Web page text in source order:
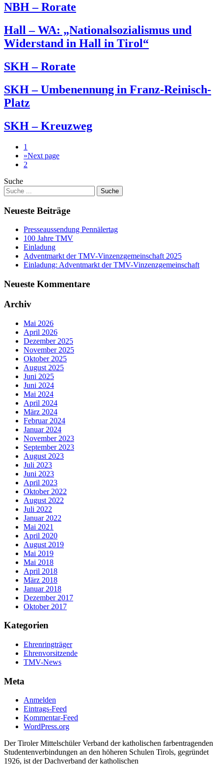
NBH – Rorate
Hall – WA: „Nationalsozialismus und
Widerstand in Hall in Tirol“
SKH – Rorate
SKH – Umbenennung in Franz-Reinisch-
Platz
SKH – Kreuzweg
1
»Next page
2
Suche
Neueste Beiträge
Presseaussendung Pennälertag
100 Jahre TMV
Einladung
Adventmarkt der TMV-Vinzenzgemeinschaft 2025
Einladung: Adventmarkt der TMV-Vinzenzgemeinschaft
Neueste Kommentare
Archiv
Mai 2026
April 2026
Dezember 2025
November 2025
Oktober 2025
August 2025
Juni 2025
Juni 2024
Mai 2024
April 2024
März 2024
Februar 2024
Januar 2024
November 2023
September 2023
August 2023
Juli 2023
Juni 2023
April 2023
Oktober 2022
August 2022
Juli 2022
Januar 2022
Mai 2021
April 2020
August 2019
Mai 2019
Mai 2018
April 2018
März 2018
Januar 2018
Dezember 2017
Oktober 2017
Kategorien
Ehrenringträger
Ehrenvorsitzende
TMV-News
Meta
Anmelden
Eintrags-Feed
Kommentar-Feed
WordPress.org
Der Tiroler Mittelschüler Verband der katholischen farbentragenden
Studentenverbindungen an den höheren Schulen Tirols, gegründet
1926, ist der Dachverband der katholischen